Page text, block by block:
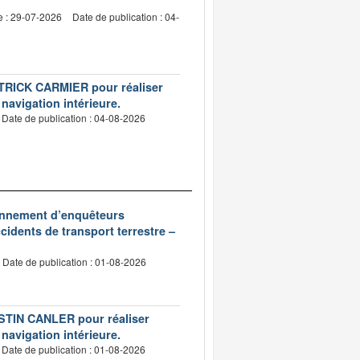
: 29-07-2026 Date de publication : 04-
CARMIER pour réaliser
intérieure.
Date de publication : 04-08-2026
d’enquêteurs
de transport terrestre –
Date de publication : 01-08-2026
CANLER pour réaliser
intérieure.
Date de publication : 01-08-2026